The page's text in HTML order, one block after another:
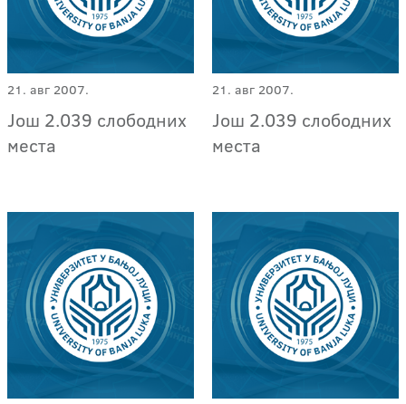
21. авг 2007.
Још 2.039 слободних
места
21. авг 2007.
Још 2.039 слободних
места